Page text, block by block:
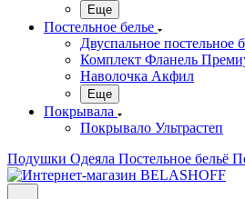
Еще
Постельное белье
Двуспальное постельное
Комплект Фланель
Наволочка Акфил
Еще
Покрывала
Покрывало Ультрастеп
Подушки Одеяла Постельное бельё